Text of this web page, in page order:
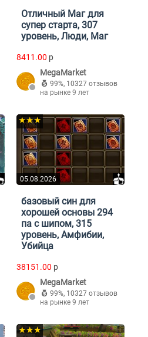
Отличный Маг для
супер старта, 307
уровень, Люди, Маг
8411.00 p
MegaMarket
99%, 10327 отзывов
на рынке 9 лет
05.08.2026
★★★
базовый син для
хорошей основы 294
па с шипом, 315
уровень, Амфибии,
Убийца
38151.00 p
MegaMarket
99%, 10327 отзывов
на рынке 9 лет
★★★